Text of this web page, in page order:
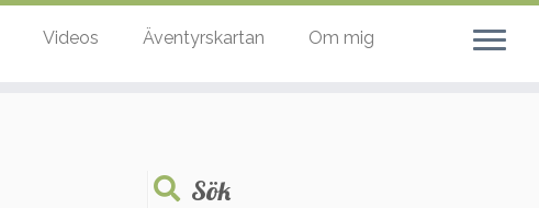
Videos Äventyrskartan Om mig
Sök